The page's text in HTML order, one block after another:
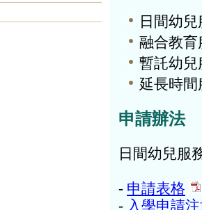
日間幼
融合教育
暫託幼兒
延長時間
申請辦法
日間幼兒服
- 申請表格
- 入學申請